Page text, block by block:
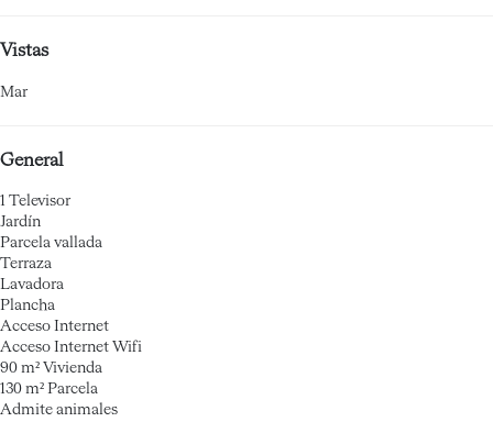
Vistas
Mar
General
1 Televisor
Jardín
Parcela vallada
Terraza
Lavadora
Plancha
Acceso Internet
Acceso Internet Wifi
90 m² Vivienda
130 m² Parcela
Admite animales